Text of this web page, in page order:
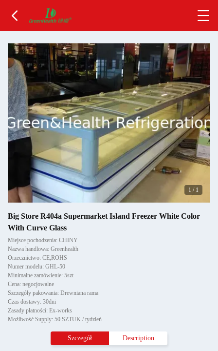
1 / 1
Big Store R404a Supermarket Island Freezer White Color
With Curve Glass
Miejsce pochodzenia: CHINY
Nazwa handlowa: Greenhealth
Orzecznictwo: CE,ROHS
Numer modelu: GHL-50
Minimalne zamówienie: 5szt
Cena: negocjowalne
Szczegóły pakowania: Drewniana rama
Czas dostawy: 30dni
Zasady płatności: Ex-works
Możliwość Supply: 50 SZTUK / tydzień
Szczegół Description